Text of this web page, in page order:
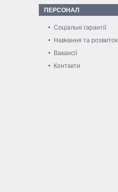
ПЕРСОНАЛ
Соціальні гарантії
Навчання та розвиток
Вакансії
Контакти